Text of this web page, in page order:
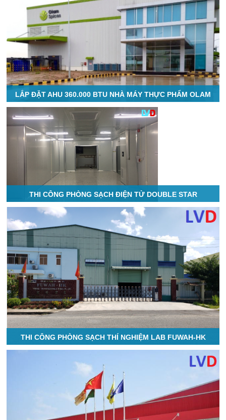
LẮP ĐẶT AHU 360.000 BTU NHÀ MÁY THỰC PHẨM OLAM
THI CÔNG PHÒNG SẠCH ĐIỆN TỬ DOUBLE STAR
THI CÔNG PHÒNG SẠCH THÍ NGHIỆM LAB FUWAH-HK